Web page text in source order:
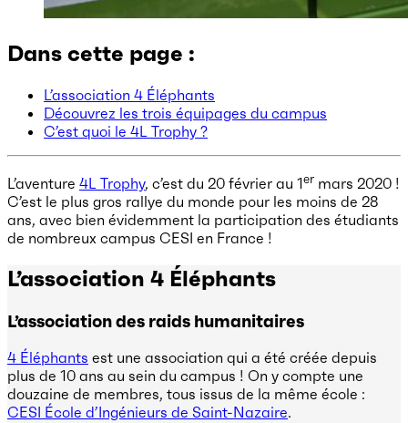
Dans cette page :
L’association 4 Éléphants
Découvrez les trois équipages du campus
C’est quoi le 4L Trophy ?
L’aventure 4L Trophy, c’est du 20 février au 1er mars 2020 !
C’est le plus gros rallye du monde pour les moins de 28
ans, avec bien évidemment la participation des étudiants
de nombreux campus CESI en France !
L’association 4 Éléphants
L’association des raids humanitaires
4 Éléphants est une association qui a été créée depuis
plus de 10 ans au sein du campus ! On y compte une
douzaine de membres, tous issus de la même école :
CESI École d’Ingénieurs de Saint-Nazaire.